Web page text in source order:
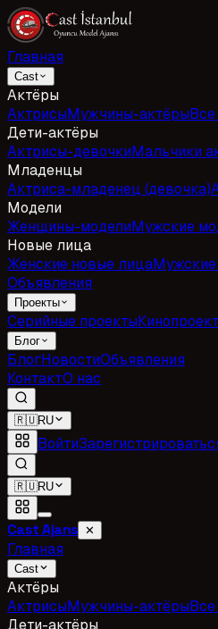
Главная
Cast
Актёры
АктрисыМужчины-актёры
Дети-актёры
Актрисы-девочкиМальчики
Младенцы
Актриса-младенец (девочка)
Модели
Женщины-моделиМужские
Новые лица
Женские новые лица
Объявления
Проекты
Серийные проекты
Блог
БлогНовостиОбъявления
КонтактО нас
🇷🇺RU
Войти
🇷🇺RU
Cast Ajans ✕
Главная
Cast
Актёры
АктрисыМужчины-актёры
Дети-актёры